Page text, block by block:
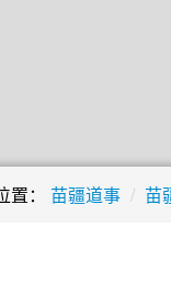
： 苗疆道事 / 苗